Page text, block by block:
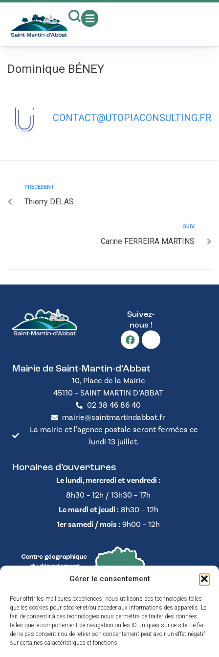
Gérer le consentement
Pour offrir les meilleures expériences, nous utilisons des technologies telles
que les cookies pour stocker et/ou accéder aux informations des appareils. Le
fait de consentir à ces technologies nous permettra de traiter des données
telles que le comportement de navigation ou les ID uniques sur ce site. Le fait
de ne pas consentir ou de retirer son consentement peut avoir un effet négatif
sur certaines caractéristiques et fonctions.
Dominique BÉNEY
CONTACT@UTOPIACONSULTING.FR
PRÉCÉDENT
Thierry DELAS
SUIV
Carine FERREIRA MARTINS
Suivez-
nous !
Mairie de Saint-Martin-d’Abbat
10, Place de la Mairie
45110 – SAINT MARTIN D’ABBAT
02 38 46 86 40
mairie@saintmartindabbat.fr
La mairie et l'agence postale seront fermées ce
lundi 13 juillet.
Horaires d’ouvertures
Le lundi, mercredi et vendredi :
8h30 – 12h / 13h30 – 17h
Le mardi et jeudi :8h30 – 12h
1er samedi / mois : 9h00 – 12h